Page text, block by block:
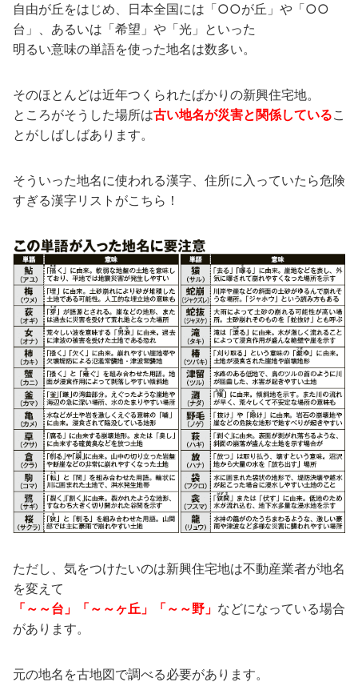
自由が丘をはじめ、日本全国には「○○が丘」や「○○
台」、あるいは「希望」や「光」といった
明るい意味の単語を使った地名は数多い。
そのほとんどは近年つくられたばかりの新興住宅地。
ところがそうした場所は古い地名が災害と関係しているこ
とがしばしばあります。
そういった地名に使われる漢字、住所に入っていたら危険
すぎる漢字リストがこちら！
ただし、気をつけたいのは新興住宅地は不動産業者が地名
を変えて
「～～台」「～～ヶ丘」「～～野」 などになっている場合
があります。
元の地名を古地図で調べる必要があります。